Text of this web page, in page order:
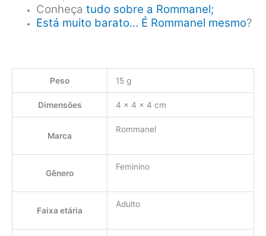
Conheçatudo sobre a Rommanel;
Está muito barato… É Rommanel mesmo?
Peso 15 g
Dimensões 4 × 4 × 4 cm
Marca
Rommanel
Gênero
Feminino
Faixa etária
Adulto